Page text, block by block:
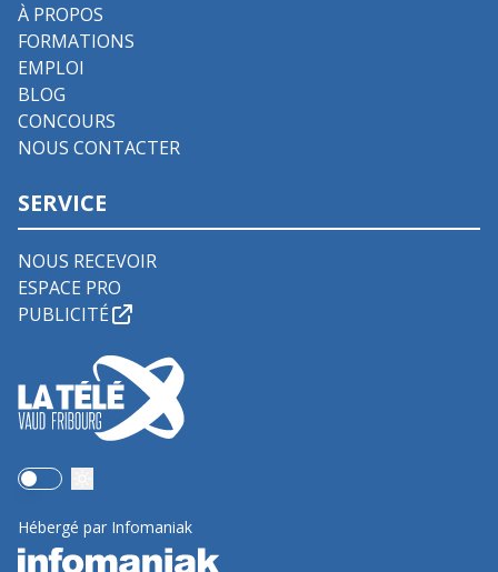
À PROPOS
FORMATIONS
EMPLOI
BLOG
CONCOURS
NOUS CONTACTER
SERVICE
NOUS RECEVOIR
ESPACE PRO
PUBLICITÉ
Use setting
Hébergé par Infomaniak